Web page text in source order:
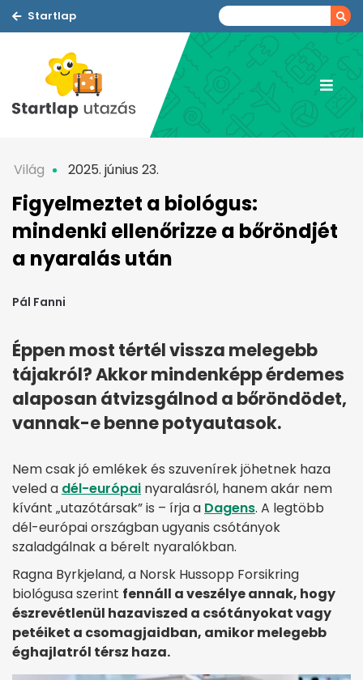
Startlap
Világ 2025. június 23.
Figyelmeztet a biológus:
mindenki ellenőrizze a bőröndjét
a nyaralás után
Pál Fanni
Éppen most tértél vissza melegebb
tájakról? Akkor mindenképp érdemes
alaposan átvizsgálnod a bőröndödet,
vannak-e benne potyautasok.
Nem csak jó emlékek és szuvenírek jöhetnek haza
veled a dél-európai nyaralásról, hanem akár nem
kívánt „utazótársak” is – írja a Dagens. A legtöbb
dél-európai országban ugyanis csótányok
szaladgálnak a bérelt nyaralókban.
Ragna Byrkjeland, a Norsk Hussopp Forsikring
biológusa szerint fennáll a veszélye annak, hogy
észrevétlenül hazaviszed a csótányokat vagy
petéiket a csomagjaidban, amikor melegebb
éghajlatról térsz haza.